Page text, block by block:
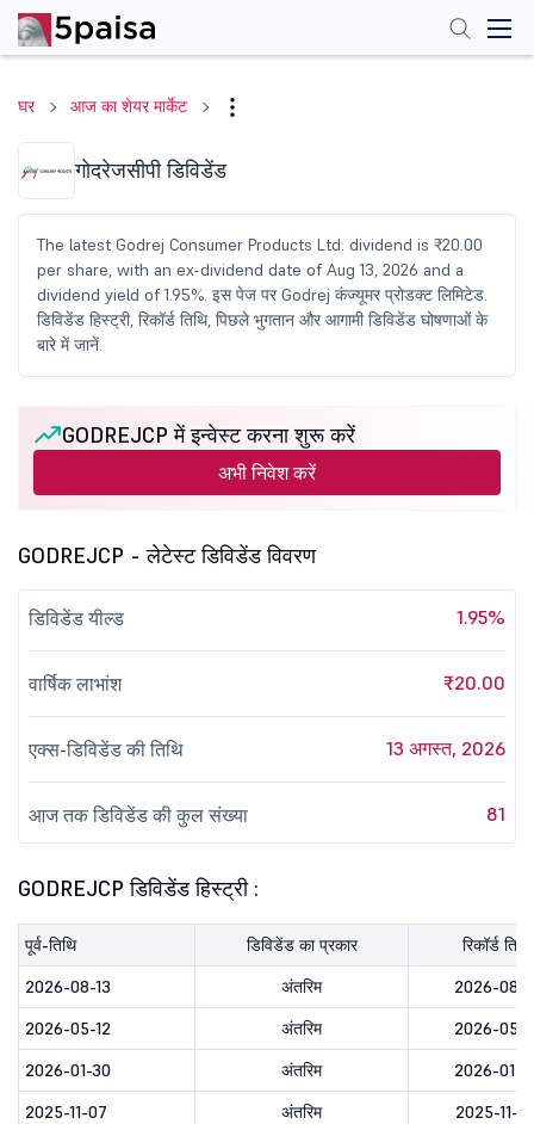
घर आज का शेयर मार्केट
गोदरेजसीपी डिविडेंड
The latest Godrej Consumer Products Ltd. dividend is ₹20.00
per share, with an ex-dividend date of Aug 13, 2026 and a
dividend yield of 1.95%. इस पेज पर Godrej कंज्यूमर प्रोडक्ट लिमिटेड.
डिविडेंड हिस्ट्री, रिकॉर्ड तिथि, पिछले भुगतान और आगामी डिविडेंड घोषणाओं के
बारे में जानें.
GODREJCP में इन्वेस्ट करना शुरू करें
अभी निवेश करें
GODREJCP - लेटेस्ट डिविडेंड विवरण
डिविडेंड यील्ड 1.95%
वार्षिक लाभांश ₹20.00
एक्स-डिविडेंड की तिथि 13 अगस्त, 2026
आज तक डिविडेंड की कुल संख्या 81
GODREJCP डिविडेंड हिस्ट्री :
पूर्व-तिथि डिविडेंड का प्रकार
रिकॉर्ड तिथि
2026-08-13
अंतरिम
2026-08-
2026-05-12
अंतरिम
2026-05-
2026-01-30
अंतरिम
2026-01-
2025-11-07
अंतरिम
2025-11-